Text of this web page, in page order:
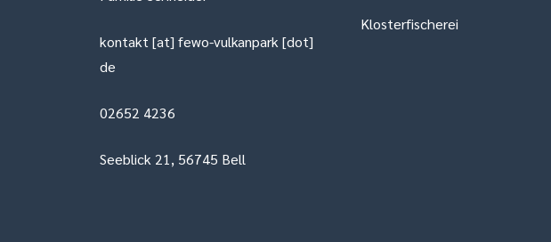
kontakt [at] fewo-vulkanpark [dot]
de
02652 4236
Seeblick 21, 56745 Bell
Klosterfischerei